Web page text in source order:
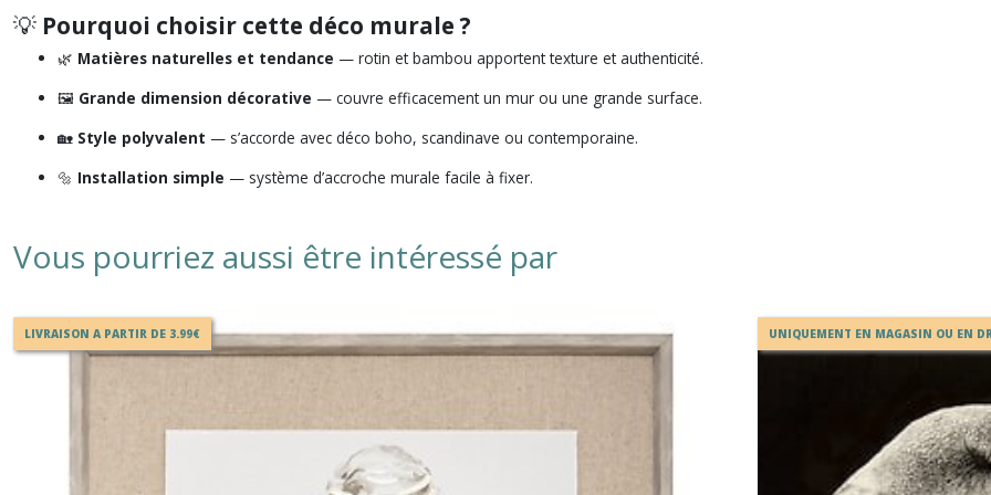
💡 Pourquoi choisir cette déco murale ?
🌿 Matières naturelles et tendance — rotin et bambou apportent texture et authenticité.
🖼️ Grande dimension décorative — couvre efficacement un mur ou une grande surface.
🏡 Style polyvalent — s’accorde avec déco boho, scandinave ou contemporaine.
🔩 Installation simple — système d’accroche murale facile à fixer.
Vous pourriez aussi être intéressé par
LIVRAISON A PARTIR DE 3.99€ UNIQUEMENT EN MAGASIN OU EN